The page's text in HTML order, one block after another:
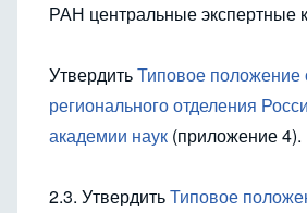
РАН центральные экспертные
УтвердитьТиповое положение
регионального отделения
академии наук (приложение 4).
2.3. УтвердитьТиповое